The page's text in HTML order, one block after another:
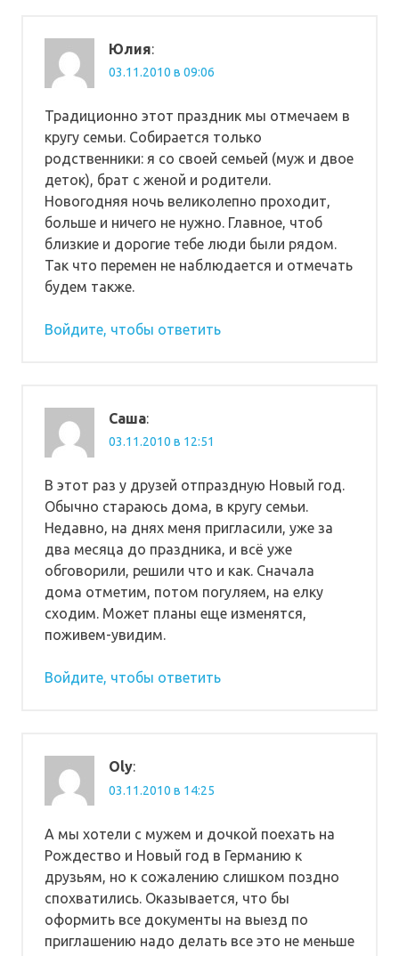
Юлия:
03.11.2010 в 09:06
Традиционно этот праздник мы отмечаем в
кругу семьи. Собирается только
родственники: я со своей семьей (муж и двое
деток), брат с женой и родители.
Новогодняя ночь великолепно проходит,
больше и ничего не нужно. Главное, чтоб
близкие и дорогие тебе люди были рядом.
Так что перемен не наблюдается и отмечать
будем также.
Войдите, чтобы ответить
Саша:
03.11.2010 в 12:51
В этот раз у друзей отпраздную Новый год.
Обычно стараюсь дома, в кругу семьи.
Недавно, на днях меня пригласили, уже за
два месяца до праздника, и всё уже
обговорили, решили что и как. Сначала
дома отметим, потом погуляем, на елку
сходим. Может планы еще изменятся,
поживем-увидим.
Войдите, чтобы ответить
Oly:
03.11.2010 в 14:25
А мы хотели с мужем и дочкой поехать на
Рождество и Новый год в Германию к
друзьям, но к сожалению слишком поздно
спохватились. Оказывается, что бы
оформить все документы на выезд по
приглашению надо делать все это не меньше